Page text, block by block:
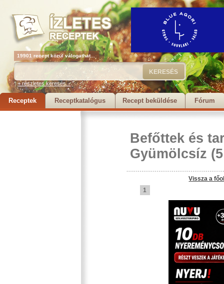
19901 recept közül válogathat...
+ részletes keresés...
Receptek Receptkatalógus Recept beküldése Fórum
Befőttek és
Gyümölcsíz
Vissza a
1